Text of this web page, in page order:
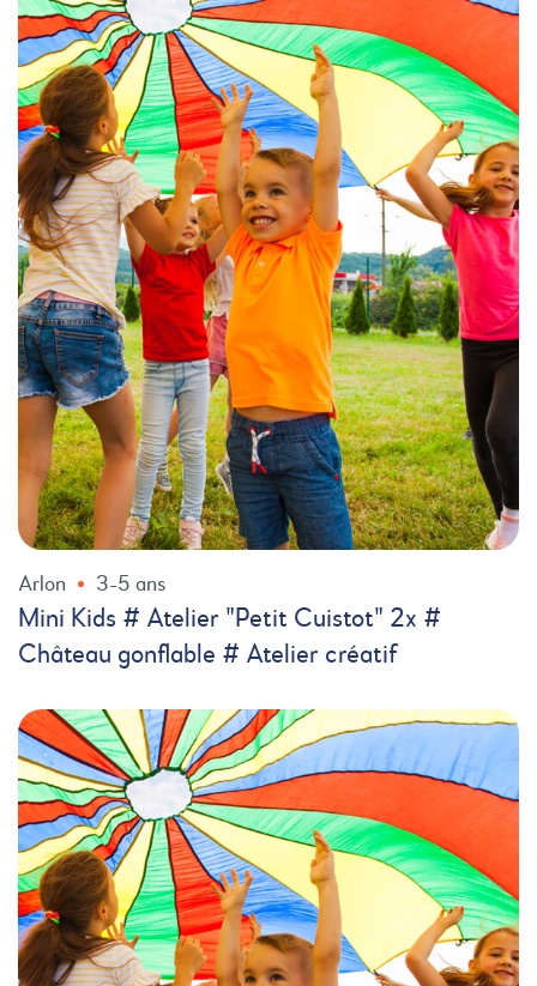
Arlon 3-5 ans
Mini Kids # Atelier "Petit Cuistot" 2x #
Château gonflable # Atelier créatif